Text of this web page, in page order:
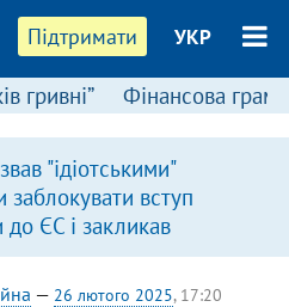
Підтримати УКР
гривні” Фінансова
"ідіотськими"
заблокувати вступ
до ЄС і закликав
антиукраїнську
— 26 лютого 2025, 17:20